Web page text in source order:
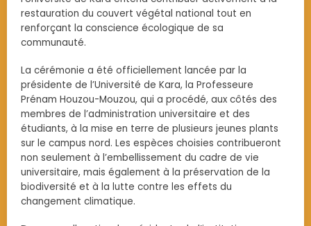
restauration du couvert végétal national tout en
renforçant la conscience écologique de sa
communauté.
La cérémonie a été officiellement lancée par la
présidente de l’Université de Kara, la Professeure
Prénam Houzou-Mouzou, qui a procédé, aux côtés des
membres de l’administration universitaire et des
étudiants, à la mise en terre de plusieurs jeunes plants
sur le campus nord. Les espèces choisies contribueront
non seulement à l’embellissement du cadre de vie
universitaire, mais également à la préservation de la
biodiversité et à la lutte contre les effets du
changement climatique.